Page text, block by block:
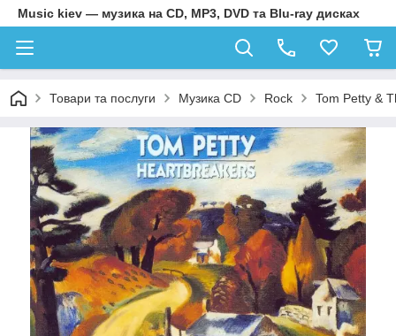
Music kiev — музика на CD, MP3, DVD та Blu-ray дисках
Товари та послуги Музика CD Rock Tom Petty &